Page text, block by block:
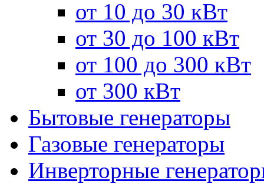
от 10 до 30 кВт
от 30 до 100 кВт
от 100 до 300 кВт
от 300 кВт
Бытовые генераторы
Газовые генераторы
Инверторные